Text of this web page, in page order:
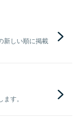
新しい順に掲載
す。